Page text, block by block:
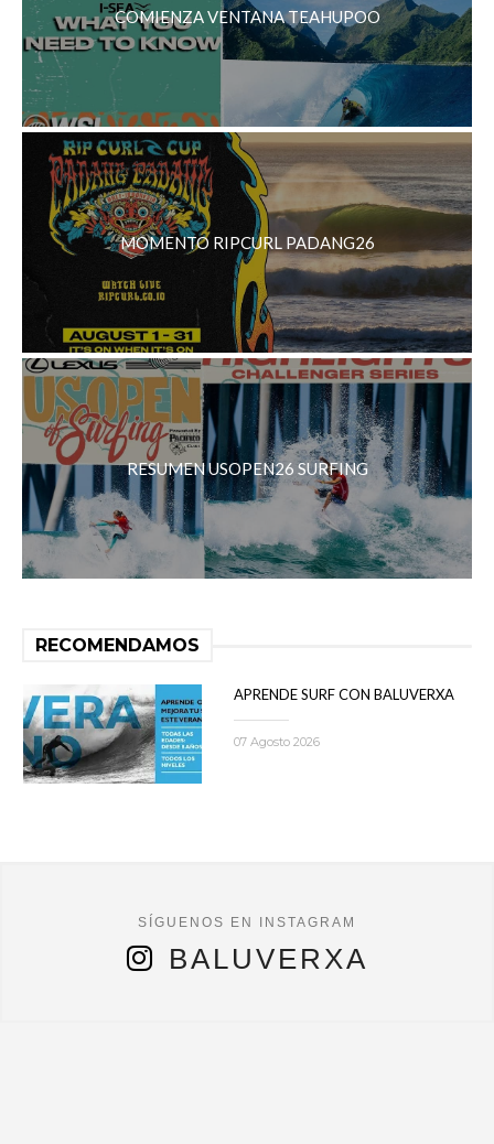
COMIENZA VENTANA TEAHUPOO
MOMENTO RIPCURL PADANG26
RESUMEN USOPEN26 SURFING
RECOMENDAMOS
APRENDE SURF CON BALUVERXA
07 Agosto 2026
BALUVERXA